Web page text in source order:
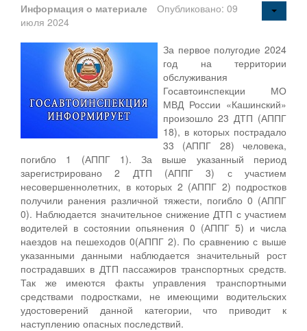
Информация о материале
Опубликовано: 09
июля 2024
За первое полугодие 2024
год на территории
обслуживания
Госавтоинспекции МО
МВД России «Кашинский»
произошло 23 ДТП (АППГ
18), в которых пострадало
33 (АППГ 28) человека,
погибло 1 (АППГ 1). За выше указанный период
зарегистрировано 2 ДТП (АППГ 3) с участием
несовершеннолетних, в которых 2 (АППГ 2) подростков
получили ранения различной тяжести, погибло 0 (АППГ
0). Наблюдается значительное снижение ДТП с участием
водителей в состоянии опьянения 0 (АППГ 5) и числа
наездов на пешеходов 0(АППГ 2). По сравнению с выше
указанными данными наблюдается значительный рост
пострадавших в ДТП пассажиров транспортных средств.
Так же имеются факты управления транспортными
средствами подростками, не имеющими водительских
удостоверений данной категории, что приводит к
наступлению опасных последствий.